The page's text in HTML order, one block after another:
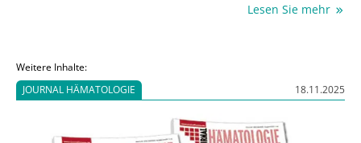
von Sunitinib Accord Hartkapseln erweitert sie ihr
konkurrierenden Originalpräparat eine
kostengünstige Therapieoption bietet. Die
Hartkapseln werden in Flaschen mit einem
kindergesicherten Verschluss eingeführt.
Lesen Sie mehr
Weitere Inhalte:
JOURNAL HÄMATOLOGIE
18.11.2025